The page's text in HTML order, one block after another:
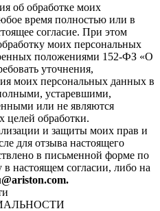
об обработке моих
время полностью или в
согласие. При этом
моих персональных
положениями 152-ФЗ «О
уточнения,
моих персональных данных в
устаревшими,
или не являются
целей обработки.
и защиты моих прав и
для отзыва настоящего
в письменной форме по
настоящем согласии, либо на